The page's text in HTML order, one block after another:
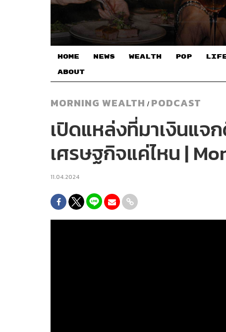
HOME NEWS WEALTH POP
ABOUT
MORNING WEALTH / PODCAST
เปิดแหล่งที่มาเงินแจ
เศรษฐกิจแค่ไหน |
11.04.2024